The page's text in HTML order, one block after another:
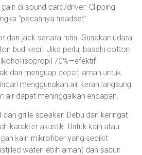
di sound card/driver. Clipping
“pecahnya headset”.
dan jack secara rutin. Gunakan udara
bud kecil. Jika perlu, basahi cotton
isopropil 70%—efektif
dan menguap cepat, aman untuk
menggunakan air keran langsung
air dapat meninggalkan endapan.
grille speaker. Debu dan keringat
karakter akustik. Untuk kain atau
kain mikrofiber yang sedikit
water lebih aman) dan sabun